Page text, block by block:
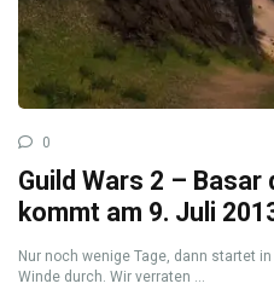
0
Guild Wars 2 – Basar
kommt am 9. Juli
Nur noch wenige Tage, dann startet
Winde durch. Wir verraten ...